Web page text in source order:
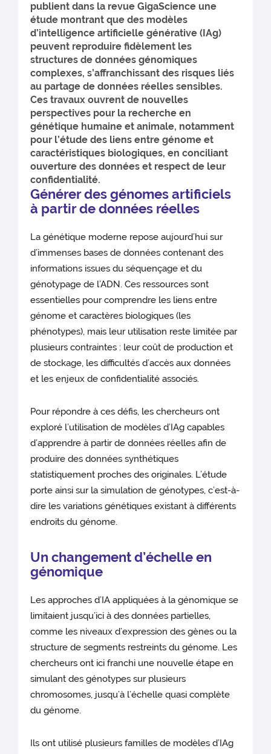
publient dans la revue GigaScience une
étude montrant que des modèles
d’intelligence artificielle générative (IAg)
peuvent reproduire fidèlement les
structures de données génomiques
complexes, s’affranchissant des risques liés
au partage de données réelles sensibles.
Ces travaux ouvrent de nouvelles
perspectives pour la recherche en
génétique humaine et animale, notamment
pour l’étude des liens entre génome et
caractéristiques biologiques, en conciliant
ouverture des données et respect de leur
confidentialité.
Générer des génomes artificiels
à partir de données réelles
La génétique moderne repose aujourd’hui sur
d’immenses bases de données contenant des
informations issues du séquençage et du
génotypage de l’ADN. Ces ressources sont
essentielles pour comprendre les liens entre
génome et caractères biologiques (les
phénotypes), mais leur utilisation reste limitée par
plusieurs contraintes : leur coût de production et
de stockage, les difficultés d’accès aux données
et les enjeux de confidentialité associés.
Pour répondre à ces défis, les chercheurs ont
exploré l’utilisation de modèles d’IAg capables
d’apprendre à partir de données réelles afin de
produire des données synthétiques
statistiquement proches des originales. L’étude
porte ainsi sur la simulation de génotypes, c’est-à-
dire les variations génétiques existant à différents
endroits du génome.
Un changement d’échelle en
génomique
Les approches d’IA appliquées à la génomique se
limitaient jusqu’ici à des données partielles,
comme les niveaux d’expression des gènes ou la
structure de segments restreints du génome. Les
chercheurs ont ici franchi une nouvelle étape en
simulant des génotypes sur plusieurs
chromosomes, jusqu’à l’échelle quasi complète
du génome.
Ils ont utilisé plusieurs familles de modèles d’IAg